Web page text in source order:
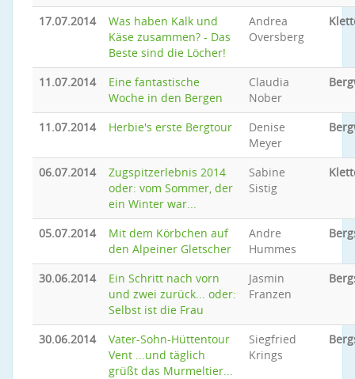
17.07.2014
Was haben Kalk und
Käse zusammen? - Das
Beste sind die Löcher!
Andrea
Oversberg
11.07.2014
Eine fantastische
Woche in den Bergen
Claudia
Nober
11.07.2014 Herbie's erste Bergtour
Denise
Meyer
06.07.2014
Zugspitzerlebnis 2014
oder: vom Sommer, der
ein Winter war...
Sabine
Sistig
05.07.2014
Mit dem Körbchen auf
den Alpeiner Gletscher
Andre
Hummes
30.06.2014
Ein Schritt nach vorn
und zwei zurück... oder:
Selbst ist die Frau
Jasmin
Franzen
30.06.2014
Vater-Sohn-Hüttentour
Vent ...und täglich
grüßt das Murmeltier...
Siegfried
Krings